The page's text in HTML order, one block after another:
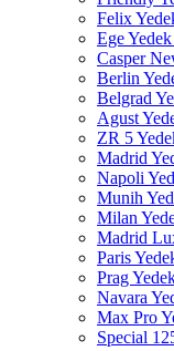
Felix
Ege
Casper
Berlin
Belgrad
Agust
ZR 5
Madrid
Napoli
Munih
Milan
Madrid
Paris
Prag
Navara
Max Pro
Special